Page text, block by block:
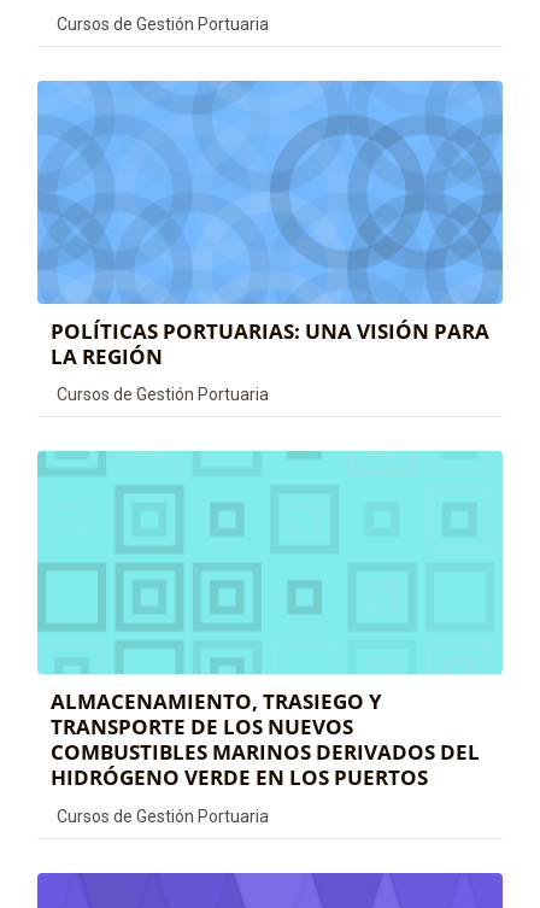
Categoría de cursos
Cursos de Gestión Portuaria
POLÍTICAS PORTUARIAS: UNA VISIÓN PARA
LA REGIÓN
Categoría de cursos
Cursos de Gestión Portuaria
ALMACENAMIENTO, TRASIEGO Y
TRANSPORTE DE LOS NUEVOS
COMBUSTIBLES MARINOS DERIVADOS DEL
HIDRÓGENO VERDE EN LOS PUERTOS
Categoría de cursos
Cursos de Gestión Portuaria